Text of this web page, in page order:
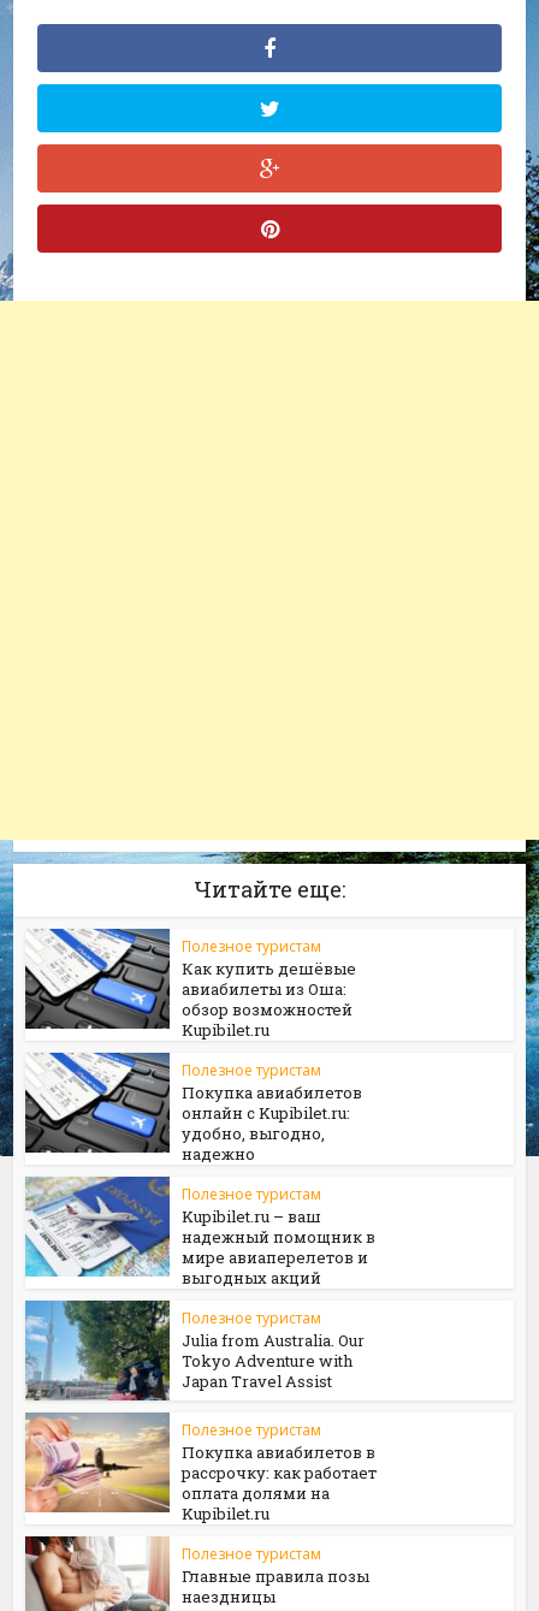
Читайте еще:
Полезное туристам
Как купить дешёвые
авиабилеты из Оша:
обзор возможностей
Kupibilet.ru
Полезное туристам
Покупка авиабилетов
онлайн с Kupibilet.ru:
удобно, выгодно,
надежно
Полезное туристам
Kupibilet.ru – ваш
надежный помощник в
мире авиаперелетов и
выгодных акций
Полезное туристам
Julia from Australia. Our
Tokyo Adventure with
Japan Travel Assist
Полезное туристам
Покупка авиабилетов в
рассрочку: как работает
оплата долями на
Kupibilet.ru
Полезное туристам
Главные правила позы
наездницы